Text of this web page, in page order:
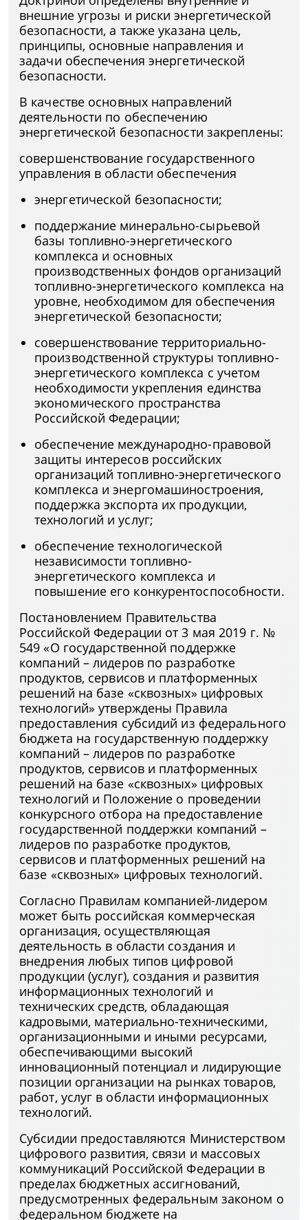
внешние угрозы и риски энергетической
безопасности, а также указана цель,
принципы, основные направления и
задачи обеспечения энергетической
безопасности.
В качестве основных направлений
деятельности по обеспечению
энергетической безопасности закреплены:
совершенствование государственного
управления в области обеспечения
энергетической безопасности;
поддержание минерально-сырьевой
базы топливно-энергетического
комплекса и основных
производственных фондов организаций
топливно-энергетического комплекса на
уровне, необходимом для обеспечения
энергетической безопасности;
совершенствование территориально-
производственной структуры топливно-
энергетического комплекса с учетом
необходимости укрепления единства
экономического пространства
Российской Федерации;
обеспечение международно-правовой
защиты интересов российских
организаций топливно-энергетического
комплекса и энергомашиностроения,
поддержка экспорта их продукции,
технологий и услуг;
обеспечение технологической
независимости топливно-
энергетического комплекса и
повышение его конкурентоспособности.
Постановлением Правительства
Российской Федерации от 3 мая 2019 г. №
549 «О государственной поддержке
компаний – лидеров по разработке
продуктов, сервисов и платформенных
решений на базе «сквозных» цифровых
технологий» утверждены Правила
предоставления субсидий из федерального
бюджета на государственную поддержку
компаний – лидеров по разработке
продуктов, сервисов и платформенных
решений на базе «сквозных» цифровых
технологий и Положение о проведении
конкурсного отбора на предоставление
государственной поддержки компаний –
лидеров по разработке продуктов,
сервисов и платформенных решений на
базе «сквозных» цифровых технологий.
Согласно Правилам компанией-лидером
может быть российская коммерческая
организация, осуществляющая
деятельность в области создания и
внедрения любых типов цифровой
продукции (услуг), создания и развития
информационных технологий и
технических средств, обладающая
кадровыми, материально-техническими,
организационными и иными ресурсами,
обеспечивающими высокий
инновационный потенциал и лидирующие
позиции организации на рынках товаров,
работ, услуг в области информационных
технологий.
Субсидии предоставляются Министерством
цифрового развития, связи и массовых
коммуникаций Российской Федерации в
пределах бюджетных ассигнований,
предусмотренных федеральным законом о
федеральном бюджете на